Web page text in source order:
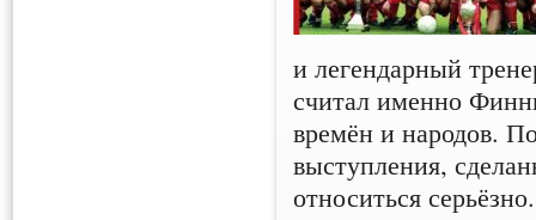
и легендарный
считал именно
времён и народов.
выступления,
относиться серьёзно.